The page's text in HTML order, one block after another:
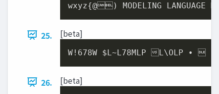
wxyz{@) MODELING
25. [beta]
W! 678W $L~L78MLP L\OLP • 
26. [beta]